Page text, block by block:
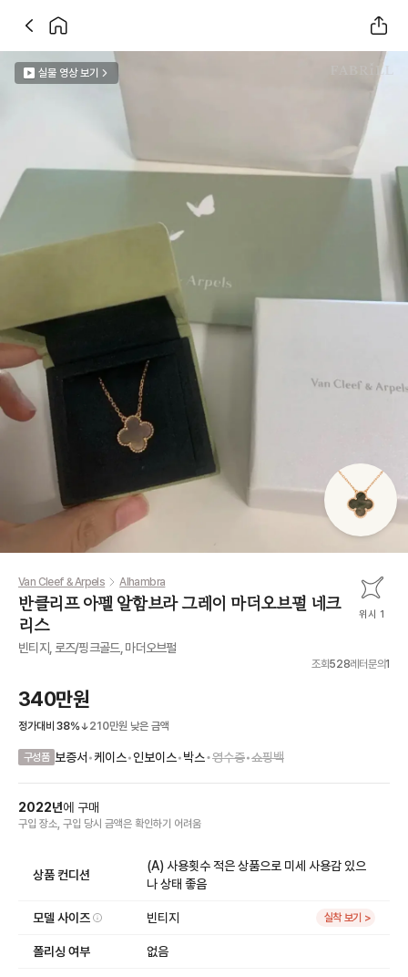
실물 영상 보기
Van Cleef & Arpels Alhambra
반클리프 아펠 알함브라 그레이 마더오브펄 네크
리스
위시 1
빈티지, 로즈/핑크골드, 마더오브펄
조회528레터문의1
340만원
정가대비 38% 210만원 낮은 금액
구성품 보증서 •케이스•인보이스•박스•영수증•쇼핑백
2022년에 구매
구입 장소, 구입 당시 금액은 확인하기 어려움
상품 컨디션
(A) 사용횟수 적은 상품으로 미세 사용감 있으
나 상태 좋음
모델 사이즈 빈티지 실착 보기 >
폴리싱 여부 없음